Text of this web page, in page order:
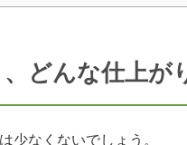
どんな仕上が
少なくないでしょう。